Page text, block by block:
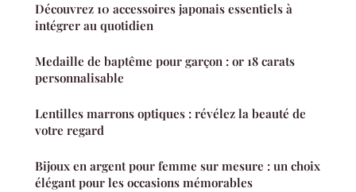
Découvrez 10 accessoires japonais essentiels à
intégrer au quotidien
Medaille de baptême pour garçon : or 18 carats
personnalisable
Lentilles marrons optiques : révélez la beauté de
votre regard
Bijoux en argent pour femme sur mesure : un choix
élégant pour les occasions mémorables